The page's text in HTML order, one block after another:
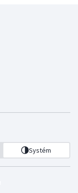
Systém